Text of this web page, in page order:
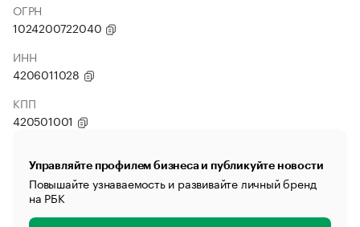
ОГРН
1024200722040
ИНН
4206011028
КПП
420501001
Управляйте профилем бизнеса и публикуйте новости
Повышайте узнаваемость и развивайте личный бренд
на РБК